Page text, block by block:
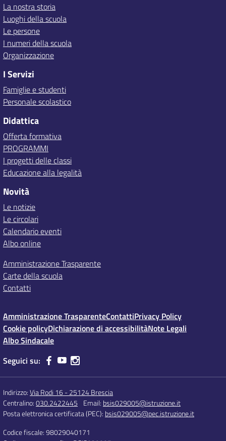
La nostra storia
Luoghi della scuola
Le persone
I numeri della scuola
Organizzazione
I Servizi
Famiglie e studenti
Personale scolastico
Didattica
Offerta formativa
PROGRAMMI
I progetti delle classi
Educazione alla legalità
Novità
Le notizie
Le circolari
Calendario eventi
Albo online
Amministrazione Trasparente
Carte della scuola
Contatti
Amministrazione TrasparenteContattiPrivacy Policy
Cookie policyDichiarazione di accessibilitàNote Legali
Albo Sindacale
Seguici su:
Indirizzo:Via Rodi 16 - 25124 Brescia
Centralino:030.2422445 Email: bsis029005@istruzione.it
Posta elettronica certificata (PEC): bsis029005@pec.istruzione.it
Codice fiscale: 98029040171